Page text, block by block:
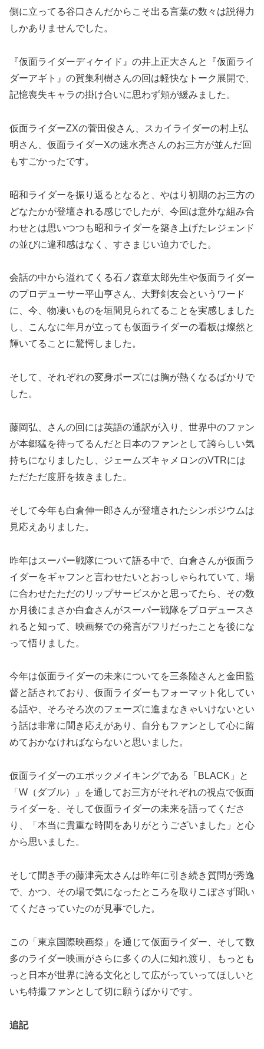
側に立ってる谷口さんだからこそ出る言葉の数々は説得力
しかありませんでした。
『仮面ライダーディケイド』の井上正大さんと『仮面ライ
ダーアギト』の賀集利樹さんの回は軽快なトーク展開で、
記憶喪失キャラの掛け合いに思わず頬が緩みました。
仮面ライダーZXの菅田俊さん、スカイライダーの村上弘
明さん、仮面ライダーXの速水亮さんのお三方が並んだ回
もすごかったです。
昭和ライダーを振り返るとなると、やはり初期のお三方の
どなたかが登壇される感じでしたが、今回は意外な組み合
わせとは思いつつも昭和ライダーを築き上げたレジェンド
の並びに違和感はなく、すさまじい迫力でした。
会話の中から溢れてくる石ノ森章太郎先生や仮面ライダー
のプロデューサー平山亨さん、大野剣友会というワード
に、今、物凄いものを垣間見られてることを実感しました
し、こんなに年月が立っても仮面ライダーの看板は燦然と
輝いてることに驚愕しました。
そして、それぞれの変身ポーズには胸が熱くなるばかりで
した。
藤岡弘、さんの回には英語の通訳が入り、世界中のファン
が本郷猛を待ってるんだと日本のファンとして誇らしい気
持ちになりましたし、ジェームズキャメロンのVTRには
ただただ度肝を抜きました。
そして今年も白倉伸一郎さんが登壇されたシンポジウムは
見応えありました。
昨年はスーパー戦隊について語る中で、白倉さんが仮面ラ
イダーをギャフンと言わせたいとおっしゃられていて、場
に合わせたただのリップサービスかと思ってたら、その数
か月後にまさか白倉さんがスーパー戦隊をプロデュースさ
れると知って、映画祭での発言がフリだったことを後にな
って悟りました。
今年は仮面ライダーの未来についてを三条陸さんと金田監
督と話されており、仮面ライダーもフォーマット化してい
る話や、そろそろ次のフェーズに進まなきゃいけないとい
う話は非常に聞き応えがあり、自分もファンとして心に留
めておかなければならないと思いました。
仮面ライダーのエポックメイキングである「BLACK」と
「W（ダブル）」を通してお三方がそれぞれの視点で仮面
ライダーを、そして仮面ライダーの未来を語ってくださ
り、「本当に貴重な時間をありがとうございました」と心
から思いました。
そして聞き手の藤津亮太さんは昨年に引き続き質問が秀逸
で、かつ、その場で気になったところを取りこぼさず聞い
てくださっていたのが見事でした。
この「東京国際映画祭」を通じて仮面ライダー、そして数
多のライダー映画がさらに多くの人に知れ渡り、もっとも
っと日本が世界に誇る文化として広がっていってほしいと
いち特撮ファンとして切に願うばかりです。
追記